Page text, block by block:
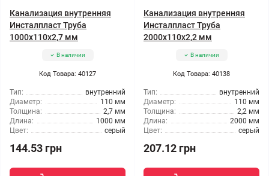
Канализация внутренняя
Инсталпласт Труба
1000x110x2,7 мм
В наличии
Код Товара: 40127
Тип:
внутренний
Диаметр:
110 мм
Толщина:
2,7 мм
Длина:
1000 мм
Цвет:
серый
144.53 грн
Канализация внутренняя
Инсталпласт Труба
2000x110x2,2 мм
В наличии
Код Товара: 40138
Тип:
внутренний
Диаметр:
110 мм
Толщина:
2,2 мм
Длина:
2000 мм
Цвет:
серый
207.12 грн